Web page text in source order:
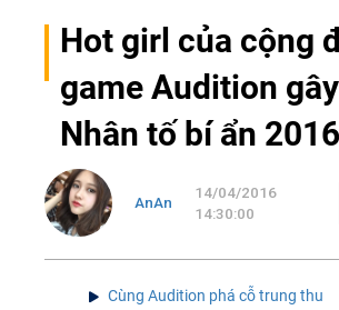
Hot girl của cộng
game Audition
Nhân tố bí ẩn 2016
AnAn
14/04/2016
14:30:00
Cùng Audition phá cỗ trung thu